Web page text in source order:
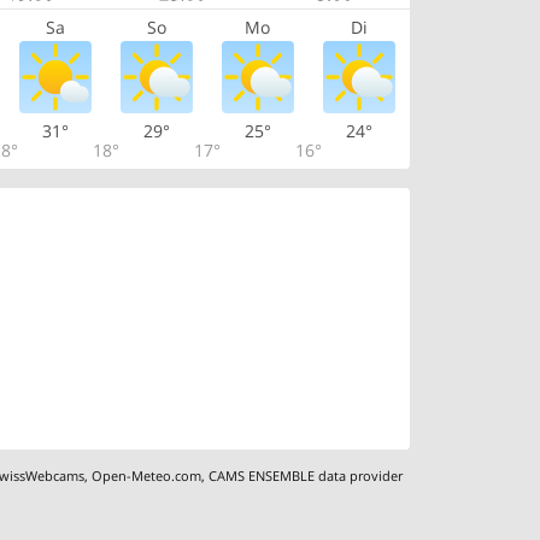
Sa So Mo Di
31°
18°
29°
17°
25°
16°
24°
,Open-Meteo.com,CAMS ENSEMBLE data provider